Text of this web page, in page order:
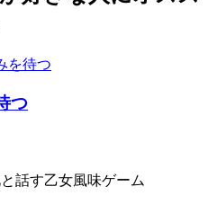
つ
話す乙女風味ゲーム